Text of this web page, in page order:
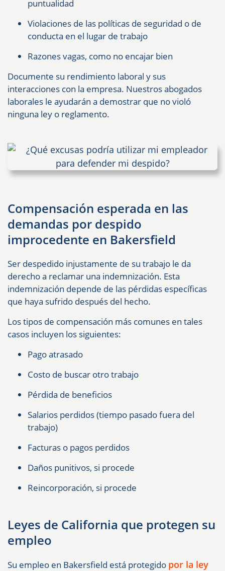
puntualidad
Violaciones de las políticas de seguridad o de
conducta en el lugar de trabajo
Razones vagas, como no encajar bien
Documente su rendimiento laboral y sus
interacciones con la empresa. Nuestros abogados
laborales le ayudarán a demostrar que no violó
ninguna ley o reglamento.
Compensación esperada en las
demandas por despido
improcedente en Bakersfield
Ser despedido injustamente de su trabajo le da
derecho a reclamar una indemnización. Esta
indemnización depende de las pérdidas específicas
que haya sufrido después del hecho.
Los tipos de compensación más comunes en tales
casos incluyen los siguientes:
Pago atrasado
Costo de buscar otro trabajo
Pérdida de beneficios
Salarios perdidos (tiempo pasado fuera del
trabajo)
Facturas o pagos perdidos
Daños punitivos, si procede
Reincorporación, si procede
Leyes de California que protegen su
empleo
Su empleo en Bakersfield está protegido por la ley